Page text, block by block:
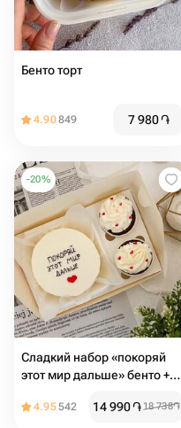
Бенто торт
4.90849 7 980֏
-20%
Сладкий набор «покоряй
этот мир дальше» бенто +
4.95542 14 990֏18 738֏